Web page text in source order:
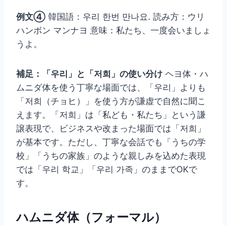
例文④ 韓国語：우리 한번 만나요. 読み方：ウリ
ハンボン マンナヨ 意味：私たち、一度会いましょ
うよ。
補足：「우리」と「저희」の使い分け ヘヨ体・ハ
ムニダ体を使う丁寧な場面では、「우리」よりも
「저희（チョヒ）」を使う方が謙虚で自然に聞こ
えます。「저희」は「私ども・私たち」という謙
譲表現で、ビジネスや改まった場面では「저희」
が基本です。ただし、丁寧な会話でも「うちの学
校」「うちの家族」のような親しみを込めた表現
では「우리 학교」「우리 가족」のままでOKで
す。
ハムニダ体（フォーマル）